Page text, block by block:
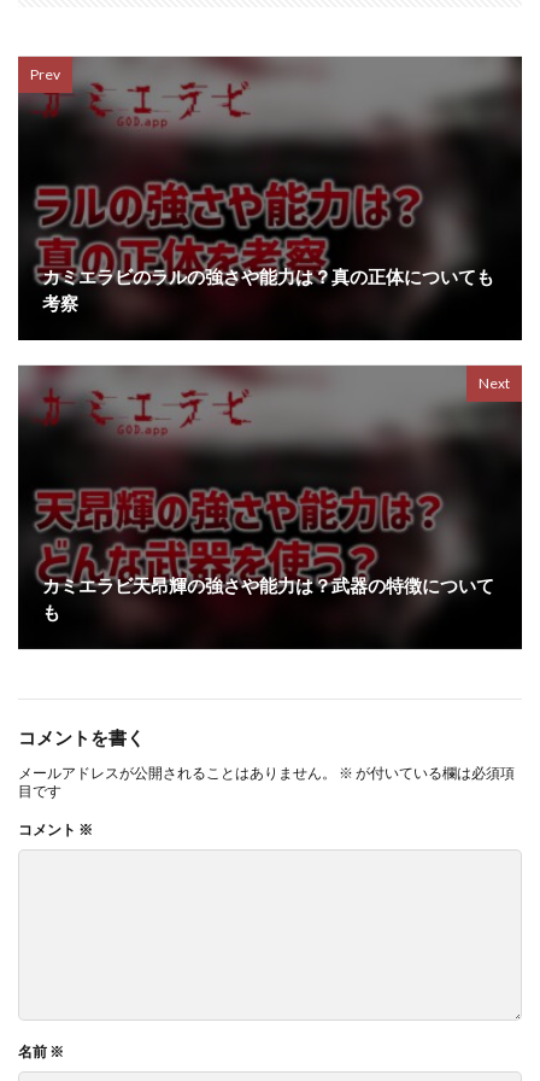
Prev
カミエラビのラルの強さや能力は？真の正体についても
考察
Next
カミエラビ天昂輝の強さや能力は？武器の特徴について
も
コメントを書く
メールアドレスが公開されることはありません。 ※ が付いている欄は必須項
目です
コメント ※
名前 ※